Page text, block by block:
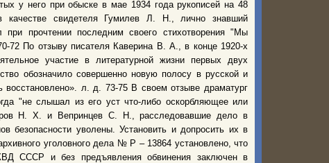
у него при обыске в мае 1934 года рукописей на 48
свидетеля Гумилев Л. Н., лично знавший
прочтении последним своего стихотворения "Мы
72 По отзыву писателя Каверина В. А., в конце 1920-х
участие в литературной жизни первых двух
обозначило совершенно новую полосу в русской и
л. д. 73-75 В своем отзыве драматург
"не слышал из его уст что-либо оскорбляющее или
Н. Х. и Вепринцев С. Н., расследовавшие дело в
безопасности уволены. Установить и допросить их в
уголовного дела № Р – 13864 установлено, что
СССР и без предъявления обвинения заключен в